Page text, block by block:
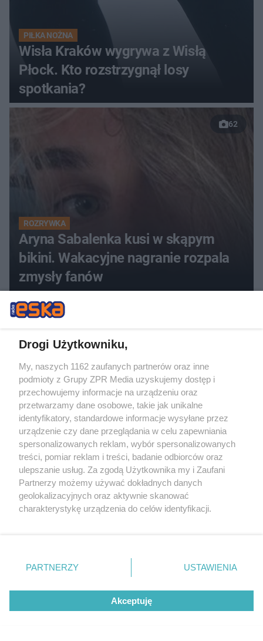
PIŁKA NOŻNA
Wisła Kraków wygrywa z Wisłą
Płock. Kto rozstrzygnął losy
spotkania?
62
ROZRYWKA
Aryna Sabalenka kusi w skąpym
bikini. Wakacyjne nagranie rozpala
zmysły fanów
SIATKÓWKA
Klubowe Mistrzostwa Świata
siatkarzy na Śląsku. Czy polski klub
przejdzie do historii
ZOBACZ WIĘCEJ
Drogi Użytkowniku,
My, naszych 1162 zaufanych partnerów oraz inne
podmioty z Grupy ZPR Media uzyskujemy dostęp i
przechowujemy informacje na urządzeniu oraz
przetwarzamy dane osobowe, takie jak unikalne
identyfikatory, standardowe informacje wysyłane przez
urządzenie czy dane przeglądania w celu zapewniania
spersonalizowanych reklam, wybór spersonalizowanych
treści, pomiar reklam i treści, badanie odbiorców oraz
ulepszanie usług. Za zgodą Użytkownika my i Zaufani
Partnerzy możemy używać dokładnych danych
geolokalizacyjnych oraz aktywnie skanować
charakterystykę urządzenia do celów identyfikacji.
zmienić/wycofać klikając przycisk ustawień prywatności
znajdujący się w lewym dolnym rogu strony
rodzaje przetwarzania danych nie wymagają zgody
użytkownika, ale masz prawo sprzeciwić się takiemu
przetwarzaniu. Preferencje będą miały zastosowanie tylko
PARTNERZY USTAWIENIA
Akceptuję